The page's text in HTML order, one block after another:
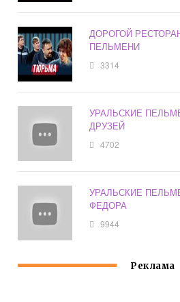
ДОРОГОЙ
ПЕЛЬМЕНИ
3314
УРАЛЬСКИЕ
ДРУЗЕЙ
4702
УРАЛЬСКИЕ
ФЕДОРА
9944
Реклама